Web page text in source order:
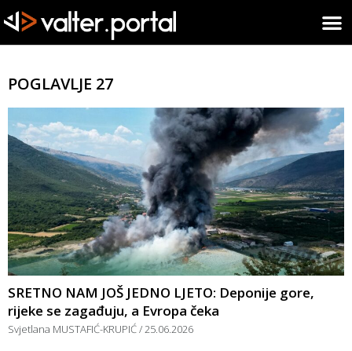
POGLAVLJE 27
SRETNO NAM JOŠ JEDNO LJETO: Deponije gore,
rijeke se zagađuju, a Evropa čeka
Svjetlana MUSTAFIĆ-KRUPIĆ 25.06.2026